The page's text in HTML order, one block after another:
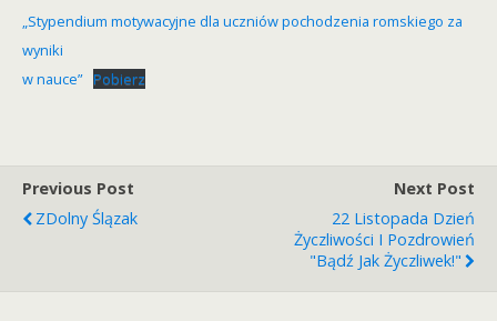
„Stypendium motywacyjne dla uczniów pochodzenia romskiego za
wyniki
w nauce” Pobierz
Previous Post
ZDolny Ślązak
Next Post
22 Listopada Dzień
Życzliwości I Pozdrowień
"Bądź Jak Życzliwek!"